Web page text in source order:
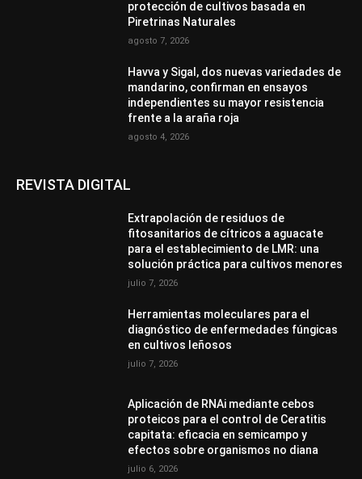
protección de cultivos basada en
Piretrinas Naturales
agosto 7, 2026
Havva y Sigal, dos nuevas variedades de
mandarino, confirman en ensayos
independientes su mayor resistencia
frente a la araña roja
agosto 4, 2026
REVISTA DIGITAL
Extrapolación de residuos de
fitosanitarios de cítricos a aguacate
para el establecimiento de LMR: una
solución práctica para cultivos menores
julio 7, 2026
Herramientas moleculares para el
diagnóstico de enfermedades fúngicas
en cultivos leñosos
julio 7, 2026
Aplicación de RNAi mediante cebos
proteicos para el control de Ceratitis
capitata: eficacia en semicampo y
efectos sobre organismos no diana
julio 6, 2026